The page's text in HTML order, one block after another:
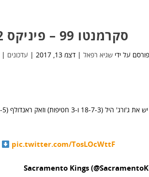
סקרמנטו 99 – פיניקס 92
פורסם על ידי שגיא רפאל| דצמ 13, 2017 | עדכונים
ראנדולף (17-7-5) שעוזרים לה לנצח
pic.twitter.com/TosLOcWttF